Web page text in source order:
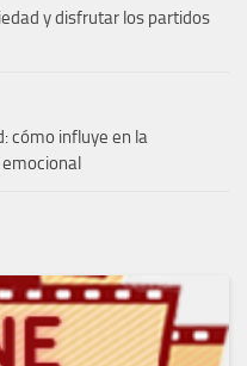
y disfrutar los partidos
cómo influye en la